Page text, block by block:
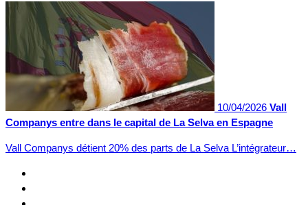
10/04/2026 Vall
Companys entre dans le capital de La Selva en Espagne
Vall Companys détient 20% des parts de La Selva L’intégrateur…